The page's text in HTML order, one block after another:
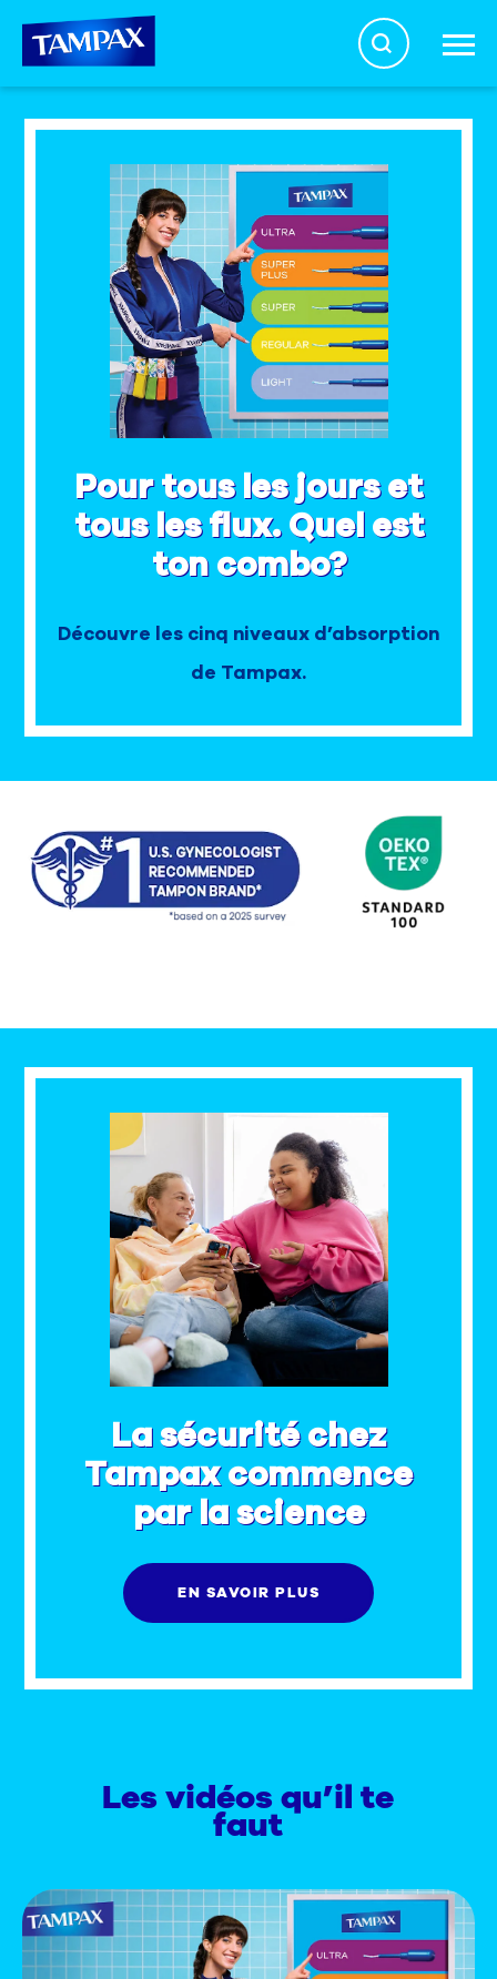
Search
La vérité sur les tampons
Santé menstruelle
Produits
À propos
Nous contacter
Sélecteur de pays
Pour tous les jours et
tous les flux. Quel est
ton combo?
Découvre les cinq niveaux d’absorption
de Tampax.
La sécurité chez
Tampax commence
par la science
EN SAVOIR PLUS
Les vidéos qu’il te
faut